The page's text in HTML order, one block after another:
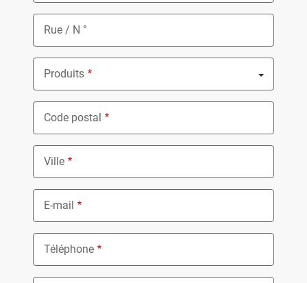
Rue / N °
Produits
Nothing selected
Code postal
Ville
E-mail
Téléphone